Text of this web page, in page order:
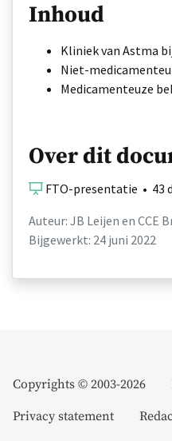
Inhoud
Kliniek van Astma
Niet-
Medicamenteuze
Over dit
FTO-presentatie • 43
Auteur: JB Leijen en CCE
Bijgewerkt: 24 juni 2022
Copyrights © 2003-2026
Privacy statement